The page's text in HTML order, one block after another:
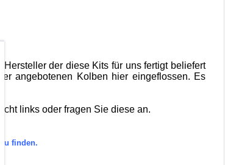
der diese Kits für uns fertigt beliefert
angebotenen Kolben hier eingeflossen. Es
links oder fragen Sie diese an.
finden.